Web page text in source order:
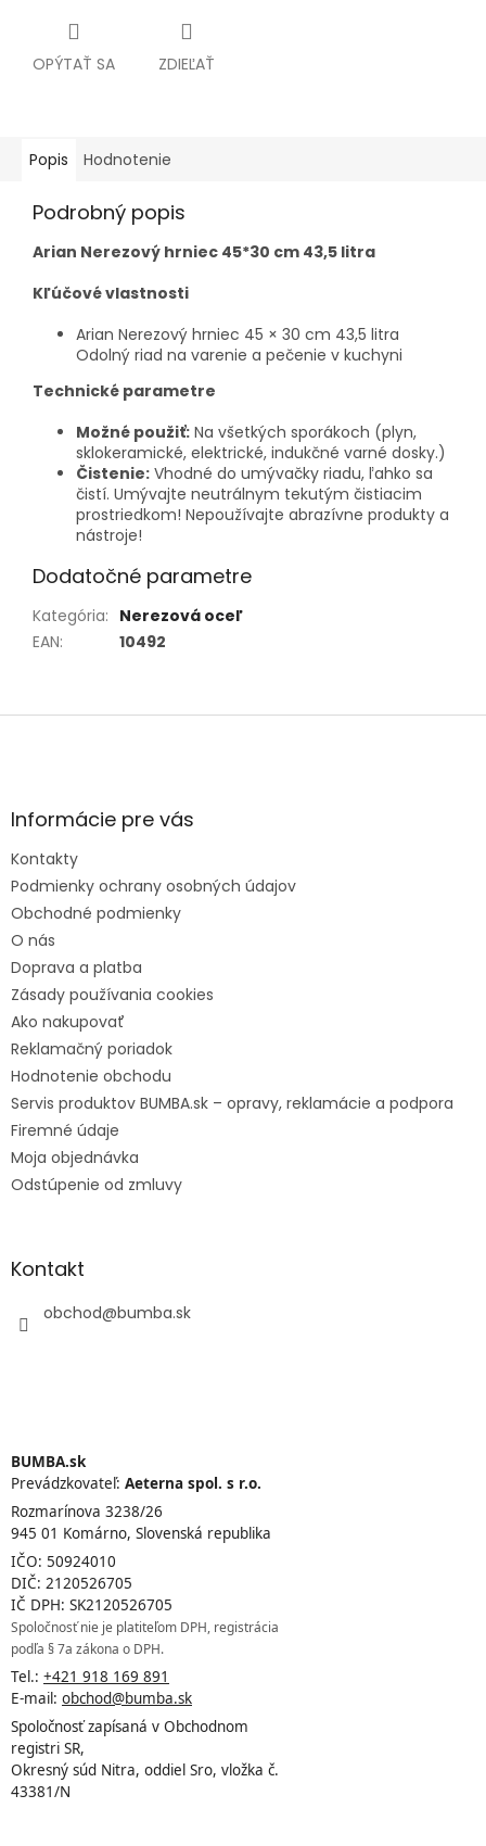
OPÝTAŤ SA ZDIEĽAŤ
Popis Hodnotenie
Podrobný popis
Arian Nerezový hrniec 45*30 cm 43,5 litra
Kľúčové vlastnosti
Arian Nerezový hrniec 45 × 30 cm 43,5 litra
Odolný riad na varenie a pečenie v kuchyni
Technické parametre
Možné použiť: Na všetkých sporákoch (plyn,
sklokeramické, elektrické, indukčné varné dosky.)
Čistenie: Vhodné do umývačky riadu, ľahko sa
čistí. Umývajte neutrálnym tekutým čistiacim
prostriedkom! Nepoužívajte abrazívne produkty a
nástroje!
Dodatočné parametre
Kategória: Nerezová oceľ
EAN: 10492
e
Informácie pre vás
Kontakty
Podmienky ochrany osobných údajov
Obchodné podmienky
O nás
Doprava a platba
Zásady používania cookies
Ako nakupovať
Reklamačný poriadok
Hodnotenie obchodu
Servis produktov BUMBA.sk – opravy, reklamácie a podpora
Firemné údaje
Moja objednávka
Odstúpenie od zmluvy
Kontakt
obchod@bumba.sk
BUMBA.sk
Prevádzkovateľ: Aeterna spol. s r.o.
Rozmarínova 3238/26
945 01 Komárno, Slovenská republika
IČO: 50924010
DIČ: 2120526705
IČ DPH: SK2120526705
Spoločnosť nie je platiteľom DPH, registrácia
podľa § 7a zákona o DPH.
Tel.: +421 918 169 891
E-mail: obchod@bumba.sk
Spoločnosť zapísaná v Obchodnom
registri SR,
Okresný súd Nitra, oddiel Sro, vložka č.
43381/N